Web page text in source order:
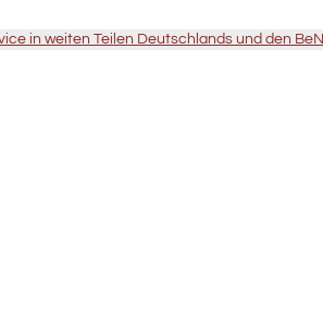
in weiten Teilen Deutschlands und den